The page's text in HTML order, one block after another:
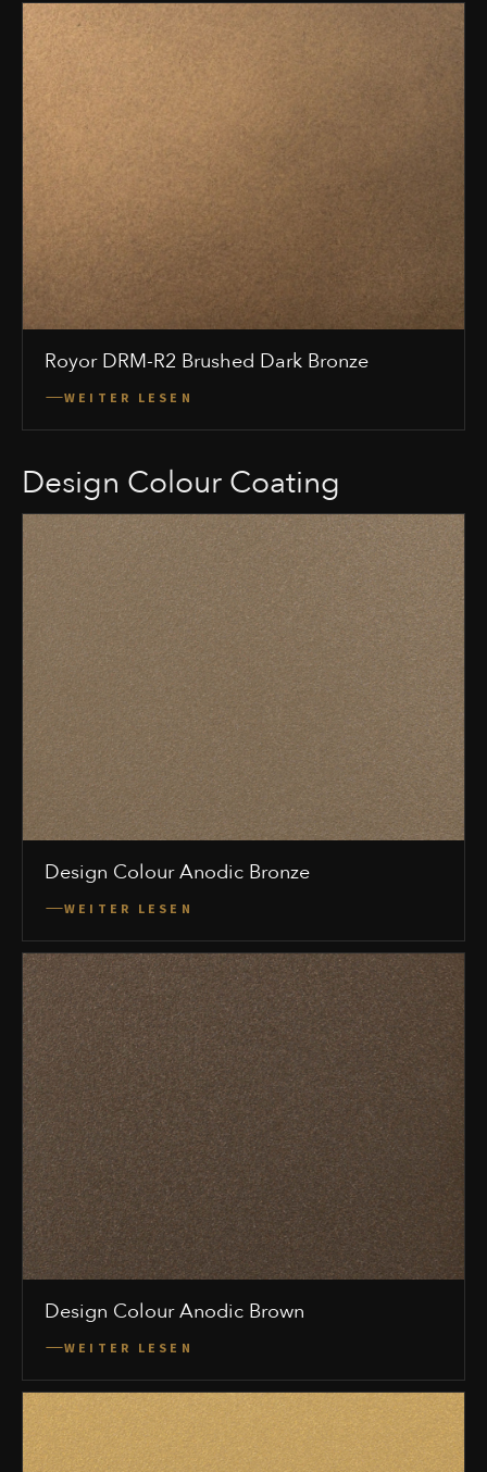
Royor DRM-R2 Brushed Dark Bronze
WEITER LESEN
Design Colour Coating
Design Colour Anodic Bronze
WEITER LESEN
Design Colour Anodic Brown
WEITER LESEN